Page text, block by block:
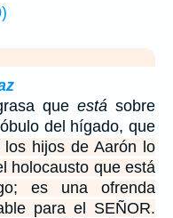
que está sobre
del hígado, que
los hijos de Aarón lo
holocausto que está
es una ofrenda
para el SEÑOR.